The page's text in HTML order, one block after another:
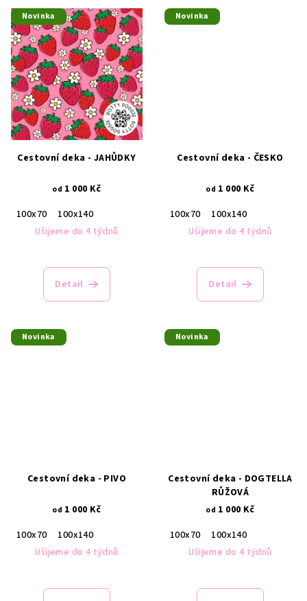
Novinka
Cestovní deka - JAHŮDKY
od 1 000 Kč
100x70
100x140
Ušijeme do 4 týdnů
Detail
Novinka
Cestovní deka - ČESKO
od 1 000 Kč
100x70
100x140
Ušijeme do 4 týdnů
Detail
Novinka
Cestovní deka - PIVO
od 1 000 Kč
100x70
100x140
Ušijeme do 4 týdnů
Novinka
Cestovní deka - DOGTELLA
RŮŽOVÁ
od 1 000 Kč
100x70
100x140
Ušijeme do 4 týdnů